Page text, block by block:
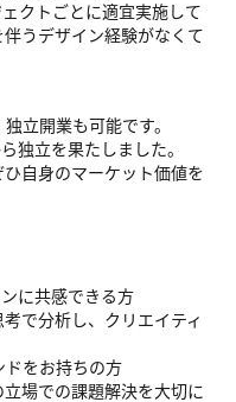
クトごとに適宜実施して
うデザイン経験がなくて
立開業も可能です。
独立を果たしました。
自身のマーケット価値を
に共感できる方
で分析し、クリエイティ
ドをお持ちの方
場での課題解決を大切に